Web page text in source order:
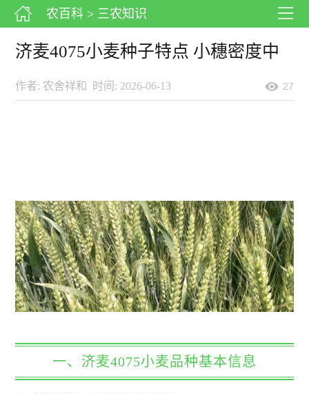
农百科 > 三农知识
济麦4075小麦种子特点 小穗密度中
作者: 农舍祥和 时间: 2026-06-13 27
一、济麦4075小麦品种基本信息